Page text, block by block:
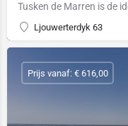
Ljouwerterdyk 63
Prijs vanaf: € 616,00